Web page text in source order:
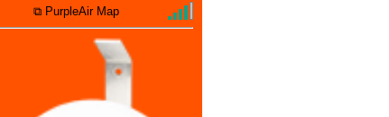
⧉ PurpleAir Map